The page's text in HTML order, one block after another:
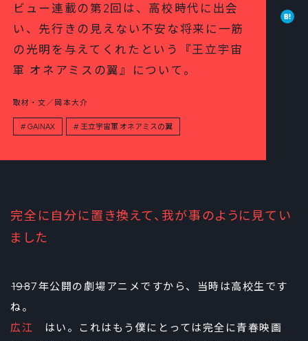
ビュー連載の第2回は、高校時代に出会
い、先行きの見えない不安な将来に一筋
の光明を与えてくれたという『王立宇宙
軍 オネアミスの翼』について。
取材・文／岡本大介
GAINAX 王立宇宙軍 オネアミスの翼
完全に自分に置き換えて、我が事のように見てい
ました
――1987年公開の劇場アニメですから、当時は高校生です
ね。
広江 はい。これはもう僕にとっては完全に青春映画